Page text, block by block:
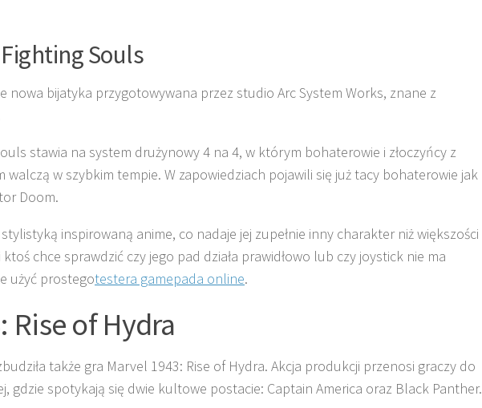
Souls
nowa bijatyka przygotowywana przez studio Arc System Works, znane z
stawia na system drużynowy 4 na 4, w którym bohaterowie i złoczyńcy z
walczą w szybkim tempie. W zapowiedziach pojawili się już tacy bohaterowie jak
Doom.
inspirowaną anime, co nadaje jej zupełnie inny charakter niż większości
chce sprawdzić czy jego pad działa prawidłowo lub czy joystick nie ma
użyć prostegotestera gamepada online.
Rise of Hydra
także gra Marvel 1943: Rise of Hydra. Akcja produkcji przenosi graczy do
gdzie spotykają się dwie kultowe postacie: Captain America oraz Black Panther.